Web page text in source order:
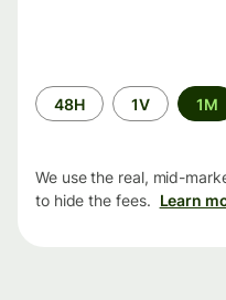
Time
period
48H 1V 1M
We use the real, mid-
to hide the fees. Learn